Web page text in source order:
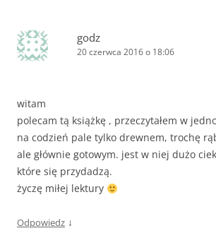
godz
20 czerwca 2016 o 18:06
witam
polecam tą książkę , przeczytałem w
na codzień pale tylko drewnem, trochę
ale głównie gotowym. jest w niej dużo
które się przydadzą.
życzę miłej lektury
Odpowiedz ↓